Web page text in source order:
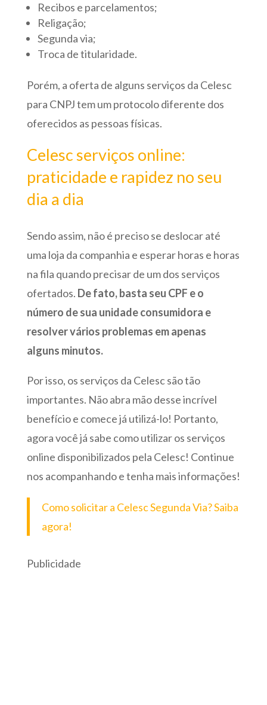
Recibos e parcelamentos;
Religação;
Segunda via;
Troca de titularidade.
Porém, a oferta de alguns serviços da Celesc
para CNPJ tem um protocolo diferente dos
oferecidos as pessoas físicas.
Celesc serviços online:
praticidade e rapidez no seu
dia a dia
Sendo assim, não é preciso se deslocar até
uma loja da companhia e esperar horas e horas
na fila quando precisar de um dos serviços
ofertados. De fato, basta seu CPF e o
número de sua unidade consumidora e
resolver vários problemas em apenas
alguns minutos.
Por isso, os serviços da Celesc são tão
importantes. Não abra mão desse incrível
benefício e comece já utilizá-lo! Portanto,
agora você já sabe como utilizar os serviços
online disponibilizados pela Celesc! Continue
nos acompanhando e tenha mais informações!
Como solicitar a Celesc Segunda Via? Saiba
agora!
Publicidade